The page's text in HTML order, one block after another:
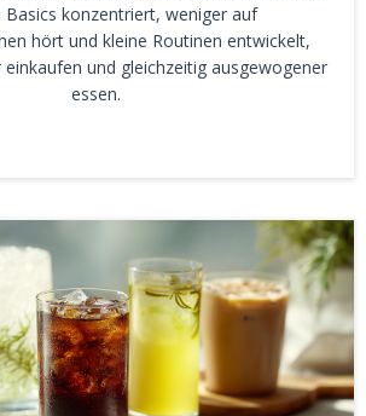
Basics konzentriert, weniger auf
hört und kleine Routinen entwickelt,
und gleichzeitig ausgewogener
essen.